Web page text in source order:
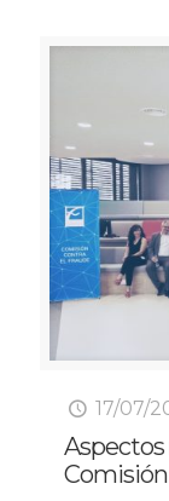
17/07/
Aspectos